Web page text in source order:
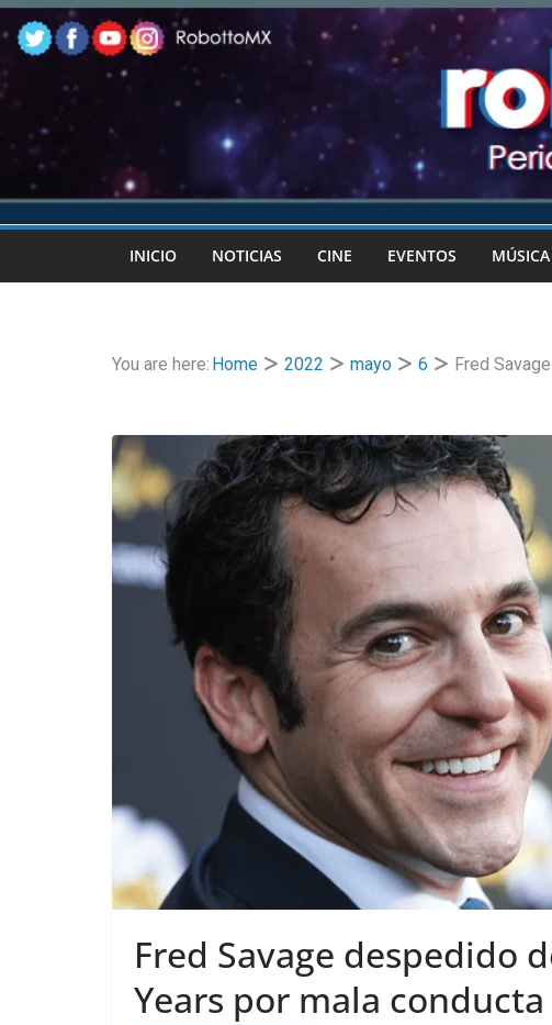
Skip
to
content
INICIO NOTICIAS CINE EVENTOS MÚSICA
You are here: Home 2022 mayo 6 Fred
Fred Savage despedido
Years por mala conducta